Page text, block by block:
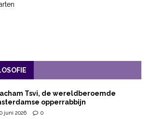
Tsvi, de wereldberoemde
opperrabbijn
juni 2026 0